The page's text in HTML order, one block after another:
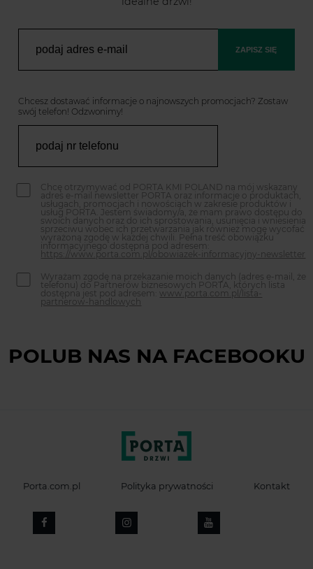
ZAPISZ SIĘ
Chcesz dostawać informacje o najnowszych promocjach? Zostaw
swój telefon! Odzwonimy!
Chcę otrzymywać od PORTA KMI POLAND na mój wskazany
adres e-mail newsletter PORTA oraz informacje o produktach,
usługach, promocjach i nowościach w zakresie produktów i
usług PORTA. Jestem świadomy/a, że mam prawo dostępu do
swoich danych oraz do ich sprostowania, usunięcia i wniesienia
sprzeciwu wobec ich przetwarzania jak również mogę wycofać
wyrażoną zgodę w każdej chwili. Pełna treść obowiązku
informacyjnego dostępna pod adresem:
https://www.porta.com.pl/obowiazek-informacyjny-newsletter
Wyrażam zgodę na przekazanie moich danych (adres e-mail, że
telefonu) do Partnerów biznesowych PORTA, których lista
dostępna jest pod adresem:
www.porta.com.pl/lista-
partnerow-handlowych
POLUB NAS NA FACEBOOKU
Porta.com.pl Polityka prywatności Kontakt